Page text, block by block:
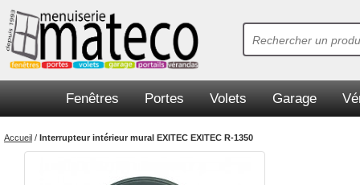
Fenêtres Portes Volets Garage
Accueil / Interrupteur intérieur mural EXITEC EXITEC R-1350